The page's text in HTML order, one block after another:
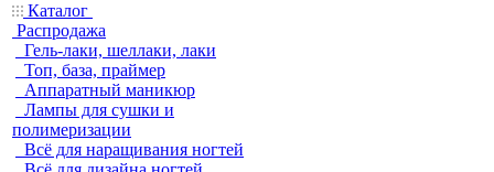
Каталог
Распродажа
Гель-лаки, шеллаки, лаки
Топ, база, праймер
Аппаратный маникюр
Лампы для сушки и
полимеризации
Всё для наращивания ногтей